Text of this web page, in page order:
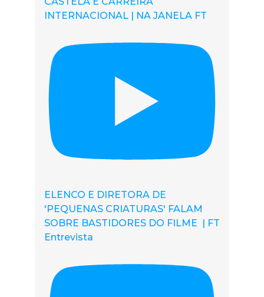
INTERNACIONAL | NA JANELA FT
ELENCO E DIRETORA DE
'PEQUENAS CRIATURAS' FALAM
SOBRE BASTIDORES DO FILME | FT
Entrevista